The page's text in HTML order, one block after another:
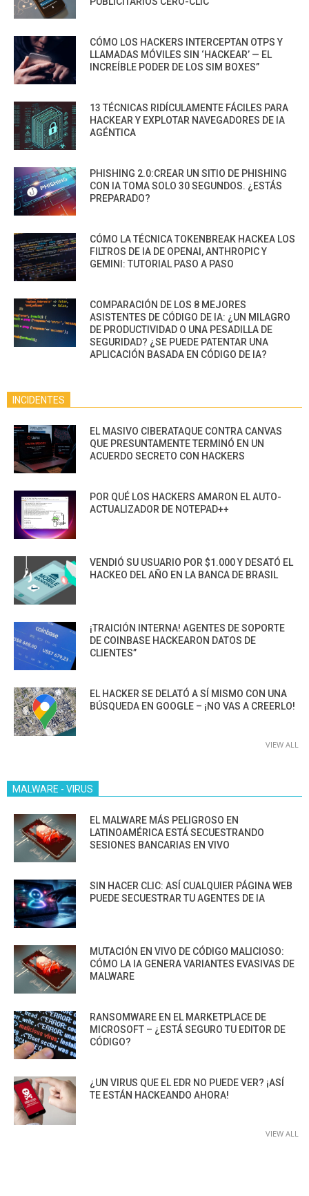
CÓMO LOS HACKERS INTERCEPTAN OTPS Y
LLAMADAS MÓVILES SIN ‘HACKEAR’ — EL
INCREÍBLE PODER DE LOS SIM BOXES”
13 TÉCNICAS RIDÍCULAMENTE FÁCILES PARA
HACKEAR Y EXPLOTAR NAVEGADORES DE IA
AGÉNTICA
PHISHING 2.0:CREAR UN SITIO DE PHISHING
CON IA TOMA SOLO 30 SEGUNDOS. ¿ESTÁS
PREPARADO?
CÓMO LA TÉCNICA TOKENBREAK HACKEA LOS
FILTROS DE IA DE OPENAI, ANTHROPIC Y
GEMINI: TUTORIAL PASO A PASO
COMPARACIÓN DE LOS 8 MEJORES
ASISTENTES DE CÓDIGO DE IA: ¿UN MILAGRO
DE PRODUCTIVIDAD O UNA PESADILLA DE
SEGURIDAD? ¿SE PUEDE PATENTAR UNA
APLICACIÓN BASADA EN CÓDIGO DE IA?
INCIDENTES
EL MASIVO CIBERATAQUE CONTRA CANVAS
QUE PRESUNTAMENTE TERMINÓ EN UN
ACUERDO SECRETO CON HACKERS
POR QUÉ LOS HACKERS AMARON EL AUTO-
ACTUALIZADOR DE NOTEPAD++
VENDIÓ SU USUARIO POR $1.000 Y DESATÓ EL
HACKEO DEL AÑO EN LA BANCA DE BRASIL
¡TRAICIÓN INTERNA! AGENTES DE SOPORTE
DE COINBASE HACKEARON DATOS DE
CLIENTES”
EL HACKER SE DELATÓ A SÍ MISMO CON UNA
BÚSQUEDA EN GOOGLE – ¡NO VAS A CREERLO!
VIEW ALL
MALWARE - VIRUS
EL MALWARE MÁS PELIGROSO EN
LATINOAMÉRICA ESTÁ SECUESTRANDO
SESIONES BANCARIAS EN VIVO
SIN HACER CLIC: ASÍ CUALQUIER PÁGINA WEB
PUEDE SECUESTRAR TU AGENTES DE IA
MUTACIÓN EN VIVO DE CÓDIGO MALICIOSO:
CÓMO LA IA GENERA VARIANTES EVASIVAS DE
MALWARE
RANSOMWARE EN EL MARKETPLACE DE
MICROSOFT – ¿ESTÁ SEGURO TU EDITOR DE
CÓDIGO?
¿UN VIRUS QUE EL EDR NO PUEDE VER? ¡ASÍ
TE ESTÁN HACKEANDO AHORA!
VIEW ALL